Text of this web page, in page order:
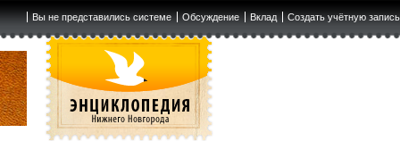
Вы не представились системе Обсуждение Вклад Создать учётную запись